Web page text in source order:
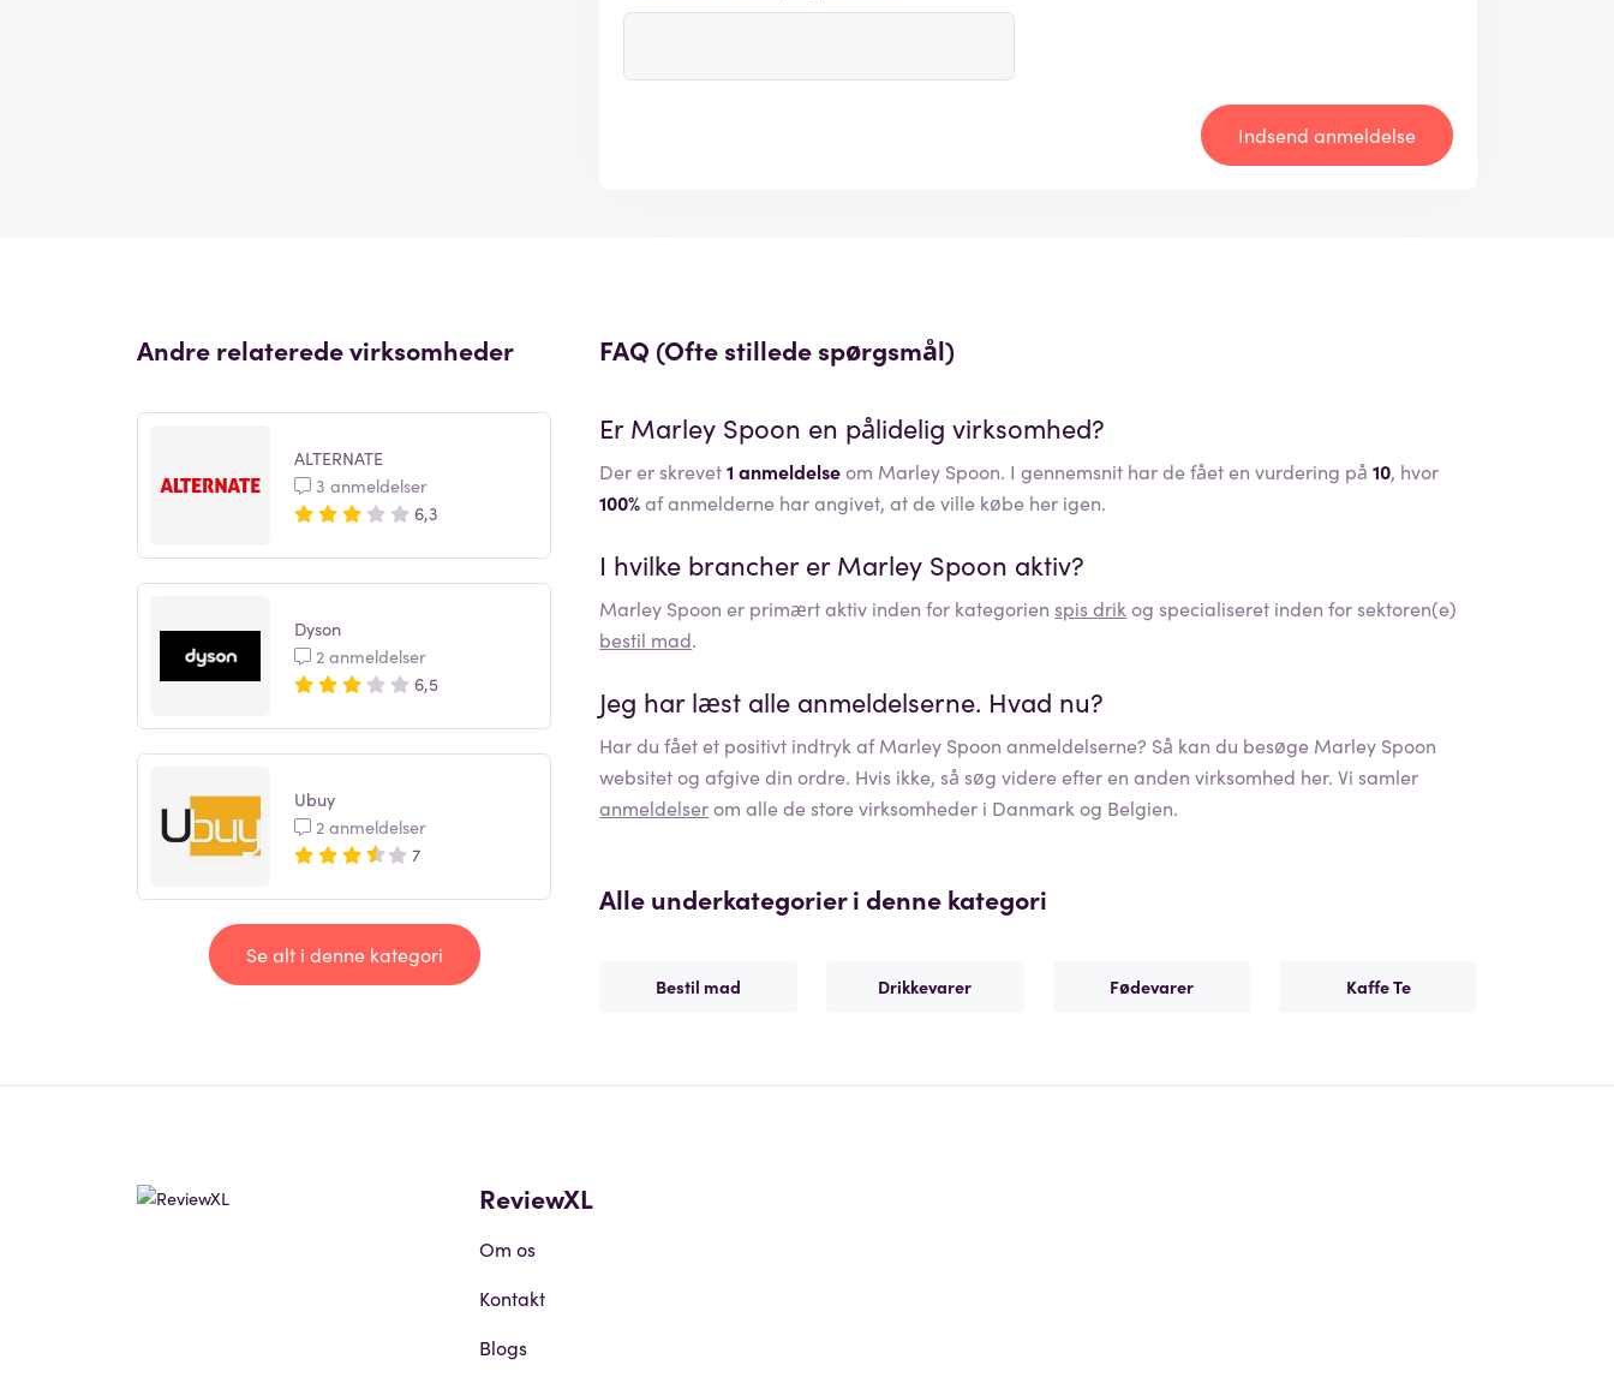
Indsend anmeldelse
Andre relaterede virksomheder
ALTERNATE
3 anmeldelser
6,3
Dyson
2 anmeldelser
6,5
Ubuy
2 anmeldelser
7
Se alt i denne kategori
FAQ (Ofte stillede spørgsmål)
ErMarley Spoon en pålidelig virksomhed?
Der er skrevet1 anmeldelseom Marley Spoon. I gennemsnit har de fået en vurdering på10, hvor
100%af anmelderne har angivet, at de ville købe her igen.
I hvilke brancher erMarley Spoon aktiv?
Marley Spoon er primært aktiv inden for kategorien spis drik og specialiseret inden for sektoren(e)
bestil mad.
Jeg har læst alle anmeldelserne. Hvad nu?
Har du fået et positivt indtryk afMarley Spoon anmeldelserne? Så kan du besøge Marley Spoon
websitet og afgive din ordre. Hvis ikke, så søg videre efter en anden virksomhed her. Vi samler
anmeldelserom alle de store virksomheder i Danmark og Belgien.
Alle underkategorier i denne kategori
Bestil mad Drikkevarer Fødevarer Kaffe Te
ReviewXL
Om os
Kontakt
Blogs